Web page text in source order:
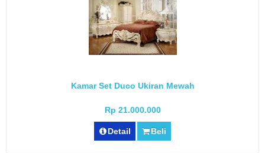
Kamar Set Duco Ukiran Mewah
Rp 21.000.000
Detail Beli